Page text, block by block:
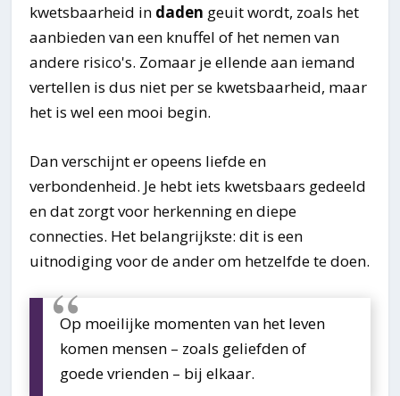
kwetsbaarheid in daden geuit wordt, zoals het
aanbieden van een knuffel of het nemen van
andere risico's. Zomaar je ellende aan iemand
vertellen is dus niet per se kwetsbaarheid, maar
het is wel een mooi begin.
Dan verschijnt er opeens liefde en
verbondenheid. Je hebt iets kwetsbaars gedeeld
en dat zorgt voor herkenning en diepe
connecties. Het belangrijkste: dit is een
uitnodiging voor de ander om hetzelfde te doen.
Op moeilijke momenten van het leven
komen mensen – zoals geliefden of
goede vrienden – bij elkaar.